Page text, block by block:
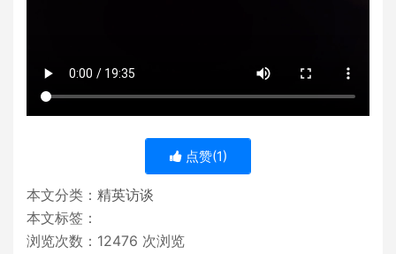
点赞(1)
本文分类： 精英访谈
本文标签：
浏览次数： 12476 次浏览